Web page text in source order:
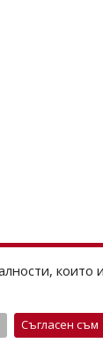
които
Съгласен съм